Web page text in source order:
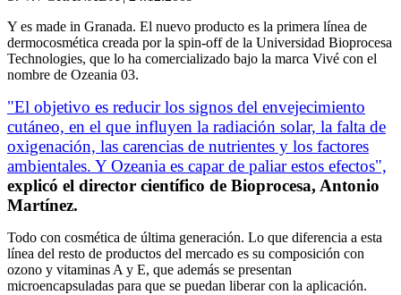
Y es made in Granada. El nuevo producto es la primera línea de
dermocosmética creada por la spin-off de la Universidad Bioprocesa
Technologies, que lo ha comercializado bajo la marca Vivé con el
nombre de Ozeania 03.
"El objetivo es reducir los signos del envejecimiento
cutáneo, en el que influyen la radiación solar, la falta de
oxigenación, las carencias de nutrientes y los factores
ambientales. Y Ozeania es capar de paliar estos efectos",
explicó el director científico de Bioprocesa, Antonio
Martínez.
Todo con cosmética de última generación. Lo que diferencia a esta
línea del resto de productos del mercado es su composición con
ozono y vitaminas A y E, que además se presentan
microencapsuladas para que se puedan liberar con la aplicación.